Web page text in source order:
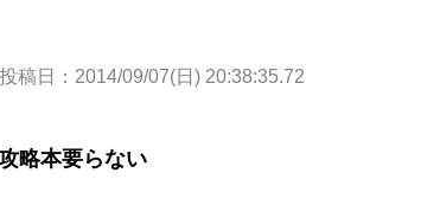
投稿日：2014/09/07(日) 20:38:35.72
略本要らない